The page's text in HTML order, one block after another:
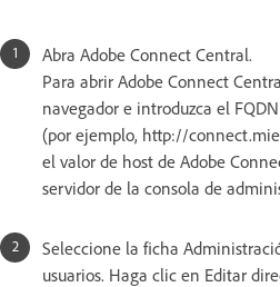
Abra Adobe Connect Central.
Para abrir Adobe Connect
navegador e introduzca el
(por ejemplo, http://
el valor de host de Adobe
servidor de la consola de
Seleccione la ficha
usuarios. Haga clic en Editar